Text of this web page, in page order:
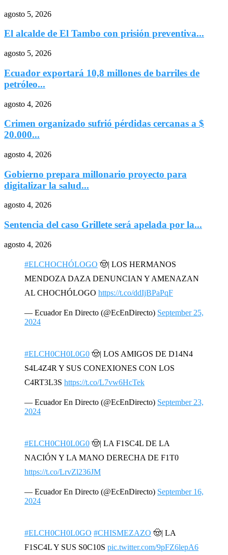
agosto 5, 2026
El alcalde de El Tambo con prisión preventiva...
agosto 5, 2026
Ecuador exportará 10,8 millones de barriles de
petróleo...
agosto 4, 2026
Crimen organizado sufrió pérdidas cercanas a $
20.000...
agosto 4, 2026
Gobierno prepara millonario proyecto para
digitalizar la salud...
agosto 4, 2026
Sentencia del caso Grillete será apelada por la...
agosto 4, 2026
#ELCHOCHÓLOGO 🤠| LOS HERMANOS
MENDOZA DAZA DENUNCIAN Y AMENAZAN
AL CHOCHÓLOGO https://t.co/ddIjBPaPqF
— Ecuador En Directo (@EcEnDirecto) September 25,
2024
#ELCH0CH0L0G0 🤠| LOS AMIGOS DE D14N4
S4L4Z4R Y SUS CONEXIONES CON LOS
C4RT3L3S https://t.co/L7vw6HcTek
— Ecuador En Directo (@EcEnDirecto) September 23,
2024
#ELCH0CH0L0G0 🤠| LA F1SC4L DE LA
NACIÓN Y LA MANO DERECHA DE F1T0
https://t.co/LrvZl236JM
— Ecuador En Directo (@EcEnDirecto) September 16,
2024
#ELCH0CH0L0GO #CHISMEZAZO 🤠| LA
F1SC4L Y SUS S0C10S pic.twitter.com/9pFZ6lepA6